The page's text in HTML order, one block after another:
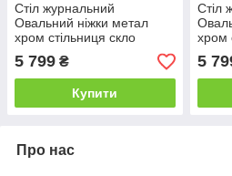
Стіл журнальний
Овальний ніжки метал
хром стільниця скло
фотодрук Strawberry
700х460х450 мм (БЦ-Стіл
TM)
5 799 ₴
Купити
Стіл
хром
TM)
5
Про нас